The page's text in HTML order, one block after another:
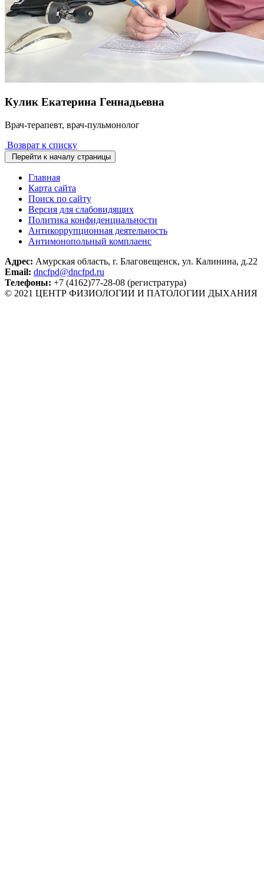
Кулик Екатерина Геннадьевна
Врач-терапевт, врач-пульмонолог
Возврат к списку
Перейти к началу страницы
Главная
Карта сайта
Поиск по сайту
Версия для слабовидящих
Политика конфиденциальности
Антикоррупционная деятельность
Антимонопольный комплаенс
Адрес: Амурская область, г. Благовещенск, ул. Калинина, д.22
Email: dncfpd@dncfpd.ru
Телефоны: +7 (4162)77-28-08 (регистратура)
© 2021 ЦЕНТР ФИЗИОЛОГИИ И ПАТОЛОГИИ ДЫХАНИЯ